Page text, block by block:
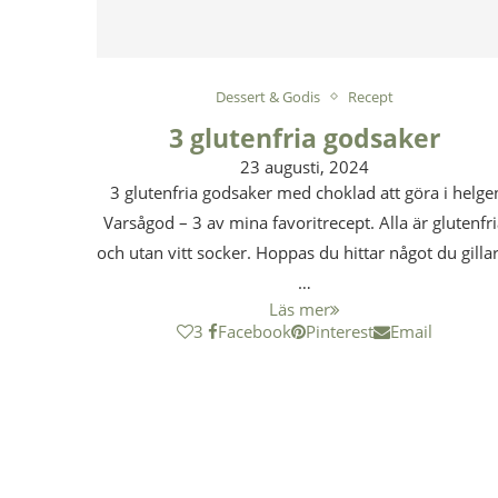
Dessert & Godis Recept
3 glutenfria godsaker
23 augusti, 2024
3 glutenfria godsaker med choklad att göra i
Varsågod – 3 av mina favoritrecept. Alla är
och utan vitt socker. Hoppas du hittar något du
…
Läs mer
3
Facebook Pinterest Email